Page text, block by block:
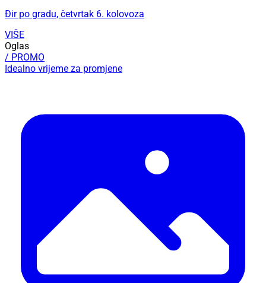
Đir po gradu, četvrtak 6. kolovoza
VIŠE
Oglas
/ PROMO
Idealno vrijeme za promjene